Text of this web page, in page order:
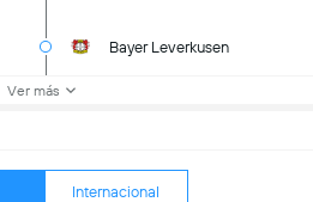
Bayer Leverkusen
Ver más
Internacional